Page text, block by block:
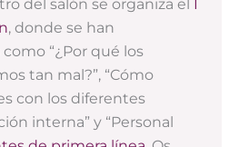
del salón se organiza el I
, donde se han
“¿Por qué los
tan mal?”, “Cómo
con los diferentes
interna” y “Personal